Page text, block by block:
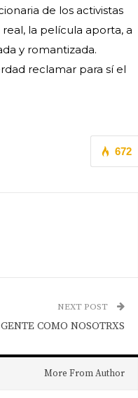
de los activistas
la película aporta, a
y romantizada.
reclamar para sí el
672
NEXT POST
COMO NOSOTRXS
More From Author